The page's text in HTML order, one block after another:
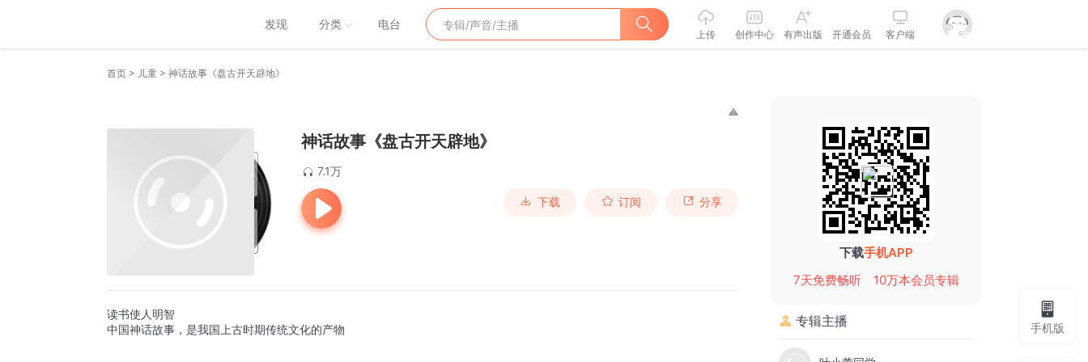
发现 分类 电台
上传 创作中心 有声出版 开通会员 客户端
首页 > 儿童 > 神话故事《盘古开天辟地》
神话故事《盘古开天辟地》
7.1万
下载 订阅 分享
读书使人明智
中国神话故事，是我国上古时期传统文化的产物
下载手机APP
7天免费畅听
10万本会员专辑
专辑主播 手机版